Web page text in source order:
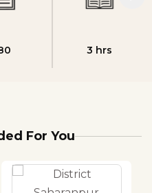
3 hrs
For You